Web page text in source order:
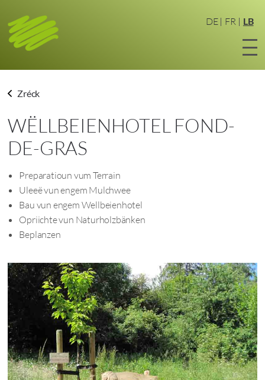
DE FR LB
Zréck
WËLLBEIENHOTEL FOND-
DE-GRAS
Preparatioun vum Terrain
Uleeë vun engem Mulchwee
Bau vun engem Wellbeienhotel
Opriichte vun Naturholzbänken
Beplanzen